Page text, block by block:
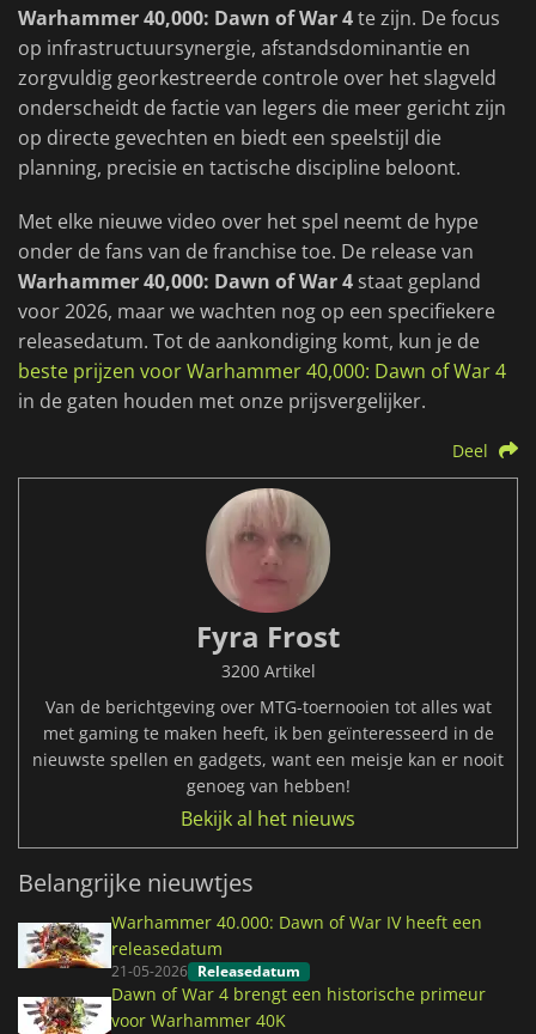
Warhammer 40,000: Dawn of War 4te zijn. De focus
op infrastructuursynergie, afstandsdominantie en
zorgvuldig georkestreerde controle over het slagveld
onderscheidt de factie van legers die meer gericht zijn
op directe gevechten en biedt een speelstijl die
planning, precisie en tactische discipline beloont.
Met elke nieuwe video over het spel neemt de hype
onder de fans van de franchise toe. De release van
Warhammer 40,000: Dawn of War 4 staat gepland
voor 2026, maar we wachten nog op een specifiekere
releasedatum. Tot de aankondiging komt, kun je de
beste prijzen voor Warhammer 40,000: Dawn of War 4
in de gaten houden met onze prijsvergelijker.
Deel
Fyra Frost
3200 Artikel
Van de berichtgeving over MTG-toernooien tot alles wat
met gaming te maken heeft, ik ben geïnteresseerd in de
nieuwste spellen en gadgets, want een meisje kan er nooit
genoeg van hebben!
Bekijk al het nieuws
Belangrijke nieuwtjes
Warhammer 40.000: Dawn of War IV heeft een
releasedatum
21-05-2026 Releasedatum
Dawn of War 4 brengt een historische primeur
voor Warhammer 40K